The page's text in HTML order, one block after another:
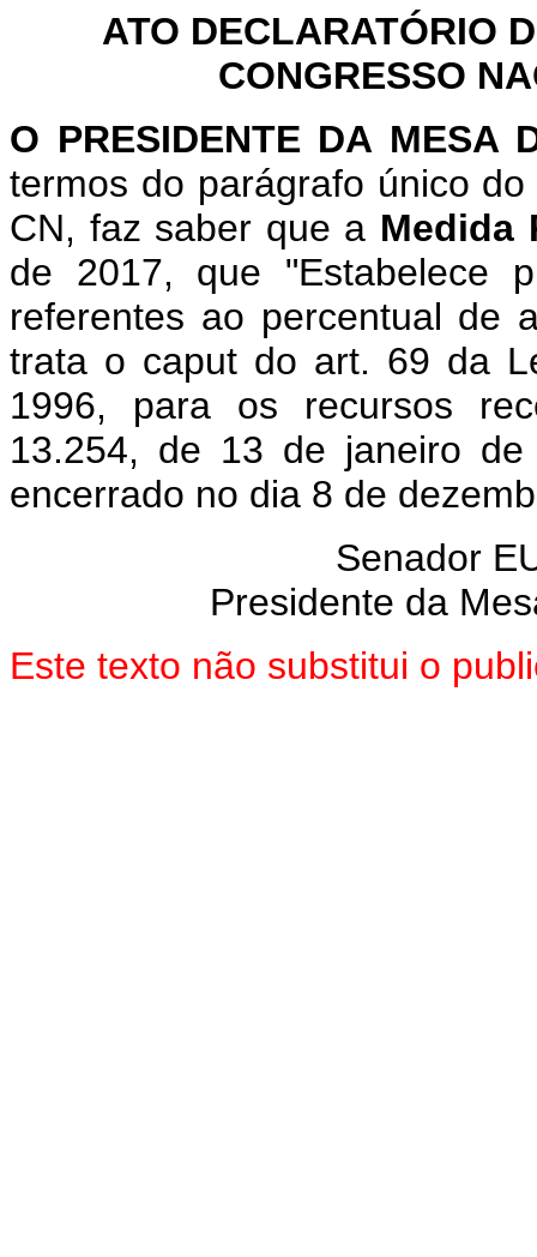
ATO DECLARATÓRIO
CONGRESSO
O PRESIDENTE DA MESA
termos do parágrafo único
CN, faz saber que a Medida
de 2017, que "Estabelece
referentes ao percentual de
trata o caput do art. 69 da
1996, para os recursos
13.254, de 13 de janeiro
encerrado no dia 8 de
Senador
Presidente da
Este texto não substitui o